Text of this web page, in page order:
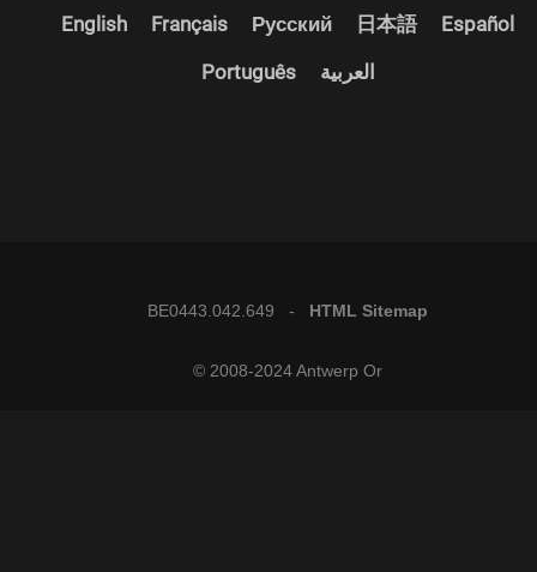
English Français Русский 日本語 Español
Português العربية
BE0443.042.649 - HTML Sitemap
© 2008-2024 Antwerp Or